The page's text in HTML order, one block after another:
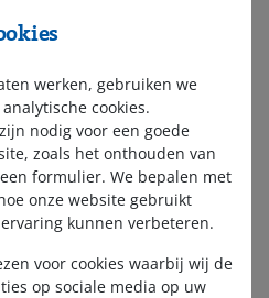
werken, gebruiken we
cookies.
nodig voor een goede
zoals het onthouden van
formulier. We bepalen met
onze website gebruikt
kunnen verbeteren.
voor cookies waarbij wij de
op sociale media op uw